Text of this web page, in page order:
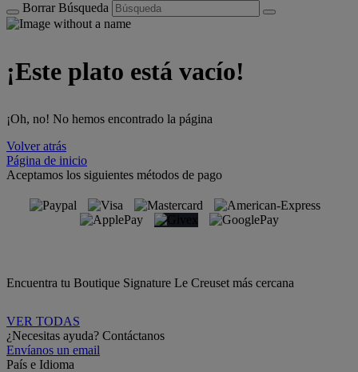
Borrar Búsqueda
¡Este plato está vacío!
¡Oh, no! No hemos encontrado la página
Volver atrás
Página de inicio
Aceptamos los siguientes métodos de pago
Encuentra tu Boutique Signature Le Creuset más cercana
VER TODAS
¿Necesitas ayuda? Contáctanos
Envíanos un email
País e Idioma